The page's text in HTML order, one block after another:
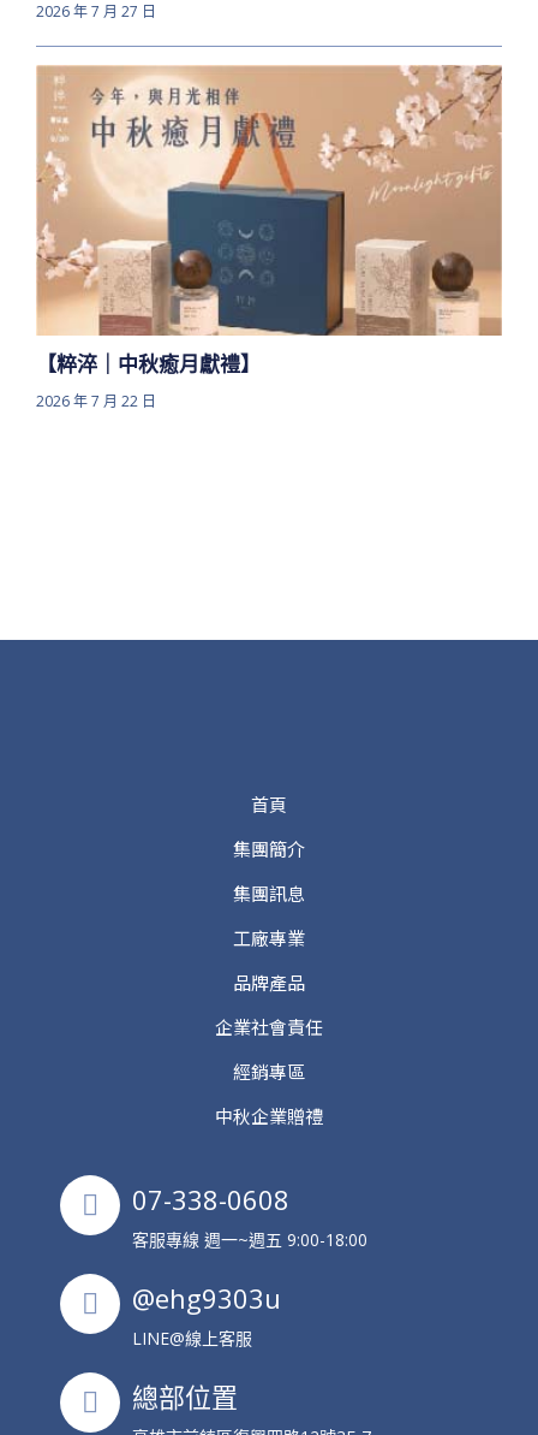
2026 年 7 月 27 日
【粹淬｜中秋癒月獻禮】
2026 年 7 月 22 日
首頁
集團簡介
集團訊息
工廠專業
品牌產品
企業社會責任
經銷專區
中秋企業贈禮
07-338-0608
客服專線 週一~週五 9:00-18:00
@ehg9303u
LINE@線上客服
總部位置